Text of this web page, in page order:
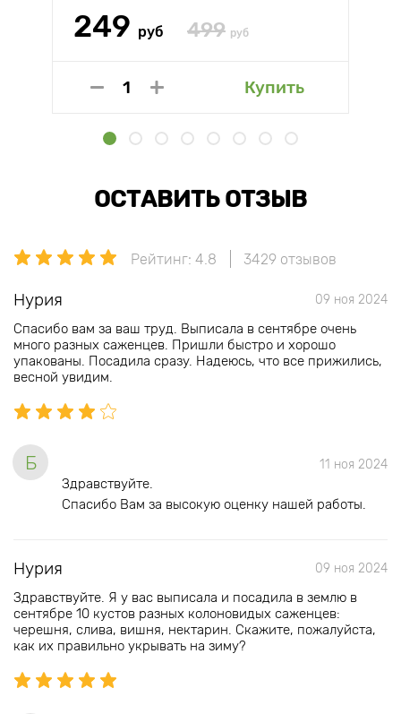
249 руб 499 руб
Купить
ОСТАВИТЬ ОТЗЫВ
Рейтинг: 4.8 3429 отзывов
Нурия 09 ноя 2024
Спасибо вам за ваш труд. Выписала в сентябре очень
много разных саженцев. Пришли быстро и хорошо
упакованы. Посадила сразу. Надеюсь, что все прижились,
весной увидим.
Б 11 ноя 2024
Здравствуйте.
Спасибо Вам за высокую оценку нашей работы.
Нурия 09 ноя 2024
Здравствуйте. Я у вас выписала и посадила в землю в
сентябре 10 кустов разных колоновидых саженцев:
черешня, слива, вишня, нектарин. Скажите, пожалуйста,
как их правильно укрывать на зиму?